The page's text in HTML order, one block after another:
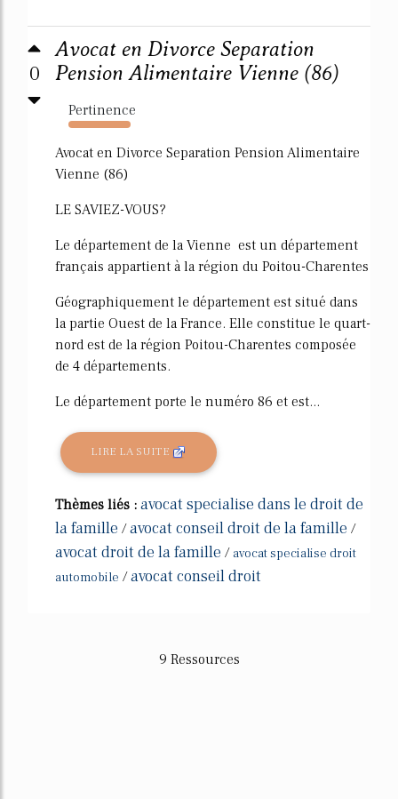
0
Avocat en Divorce Separation
Pension Alimentaire Vienne (86)
Pertinence
157%
Avocat en Divorce Separation Pension Alimentaire
Vienne (86)
LE SAVIEZ-VOUS?
Le département de la Vienne est un département
français appartient à la région du Poitou-Charentes
Géographiquement le département est situé dans
la partie Ouest de la France. Elle constitue le quart-
nord est de la région Poitou-Charentes composée
de 4 départements.
Le département porte le numéro 86 et est...
LIRE LA SUITE
Thèmes liés : avocat specialise dans le droit de
la famille /avocat conseil droit de la famille /
avocat droit de la famille / avocat specialise droit
automobile /avocat conseil droit
9 Ressources